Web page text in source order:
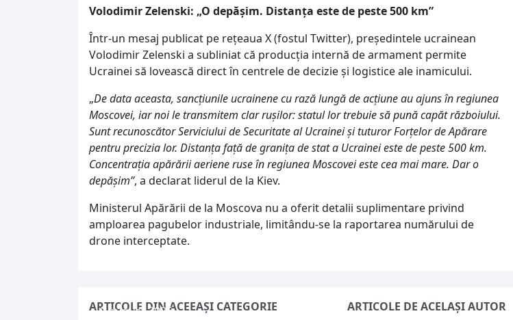
Volodimir Zelenski: „O depășim. Distanța este de peste 500 km”
Într-un mesaj publicat pe rețeaua X (fostul Twitter), președintele ucrainean
Volodimir Zelenski a subliniat că producția internă de armament permite
Ucrainei să lovească direct în centrele de decizie și logistice ale inamicului.
„De data aceasta, sancțiunile ucrainene cu rază lungă de acțiune au ajuns în regiunea
Moscovei, iar noi le transmitem clar rușilor: statul lor trebuie să pună capăt războiului.
Sunt recunoscător Serviciului de Securitate al Ucrainei și tuturor Forțelor de Apărare
pentru precizia lor. Distanța față de granița de stat a Ucrainei este de peste 500 km.
Concentrația apărării aeriene ruse în regiunea Moscovei este cea mai mare. Dar o
depășim”, a declarat liderul de la Kiev.
Ministerul Apărării de la Moscova nu a oferit detalii suplimentare privind
amploarea pagubelor industriale, limitându-se la raportarea numărului de
drone interceptate.
ARTICOLE DIN ACEEAȘI CATEGORIE ARTICOLE DE ACELAȘI AUTOR
5 august 2026